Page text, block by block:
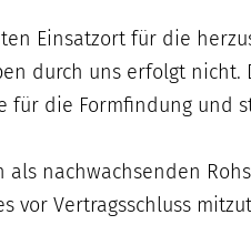
Einsatzort für die
durch uns erfolgt nicht.
für die Formfindung und
nachwachsenden
vor Vertragsschluss